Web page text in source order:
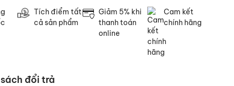
Tích điểm tất
cả sản phẩm
Giảm 5% khi
thanh toán
online
Cam kết
chính hãng
đổi trả